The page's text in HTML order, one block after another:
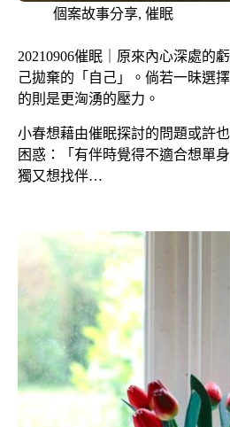
個案故事分享, 催眠
20210906催眠｜原來內心深處的
己拋棄的「自己」。倘若一昧選
的則是更洶湧的壓力。
小春想藉由催眠探討的問題或許
困惑：「有伴時覺得不適合想單
獨又想找伴…